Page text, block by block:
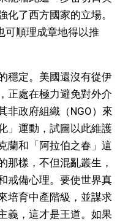
化了西方國家的立場。
可順理成章地得以推
穩定。美國還沒有從伊
正處在極力避免對外介
非政府組織（NGO）來
」運動，試圖以此維護
蘭和「阿拉伯之春」這
那樣，不但混亂叢生，
戒備心理。要使世界真
培育中產階級，並謀求
義，這才是王道。如果